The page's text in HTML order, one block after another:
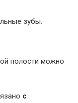
зубы.
полости можно
с